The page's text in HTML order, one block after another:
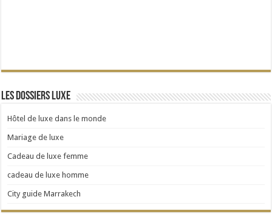
Les dossiers Luxe
Hôtel de luxe dans le monde
Mariage de luxe
Cadeau de luxe femme
cadeau de luxe homme
City guide Marrakech